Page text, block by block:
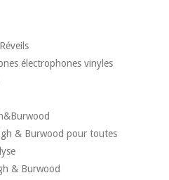
électrophones vinyles
& Burwood pour toutes
& Burwood